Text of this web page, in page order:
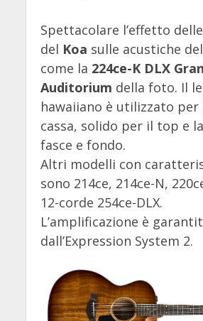
Spettacolare l’effetto
del Koa sulle acustiche
come la 224ce-K DLX
Auditorium della foto. Il
hawaiiano è utilizzato per
cassa, solido per il top e
fasce e fondo.
Altri modelli con
sono 214ce, 214ce-N,
12-corde 254ce-DLX.
L’amplificazione è
dall’Expression System 2.